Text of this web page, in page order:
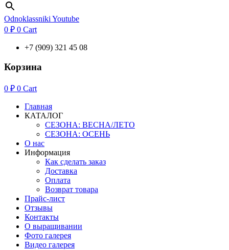
Odnoklassniki Youtube
0 ₽ 0 Cart
+7 (909) 321 45 08
Корзина
0 ₽ 0 Cart
Главная
КАТАЛОГ
СЕЗОНА: ВЕСНА/ЛЕТО
СЕЗОНА: ОСЕНЬ
О нас
Информация
Как сделать заказ
Доставка
Оплата
Возврат товара
Прайс-лист
Отзывы
Контакты
О выращивании
Фото галерея
Видео галерея